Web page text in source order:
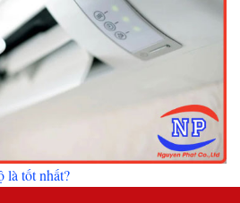
là tốt nhất?